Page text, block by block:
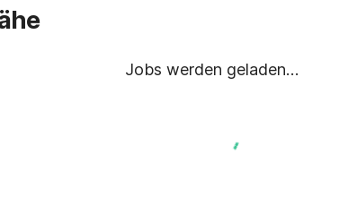
Jobs werden geladen…